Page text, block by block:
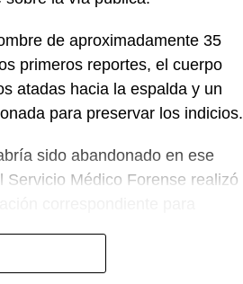
de aproximadamente 35
primeros reportes, el cuerpo
atadas hacia la espalda y un
para preservar los indicios.
sido abandonado en ese
Médico Forense realizó